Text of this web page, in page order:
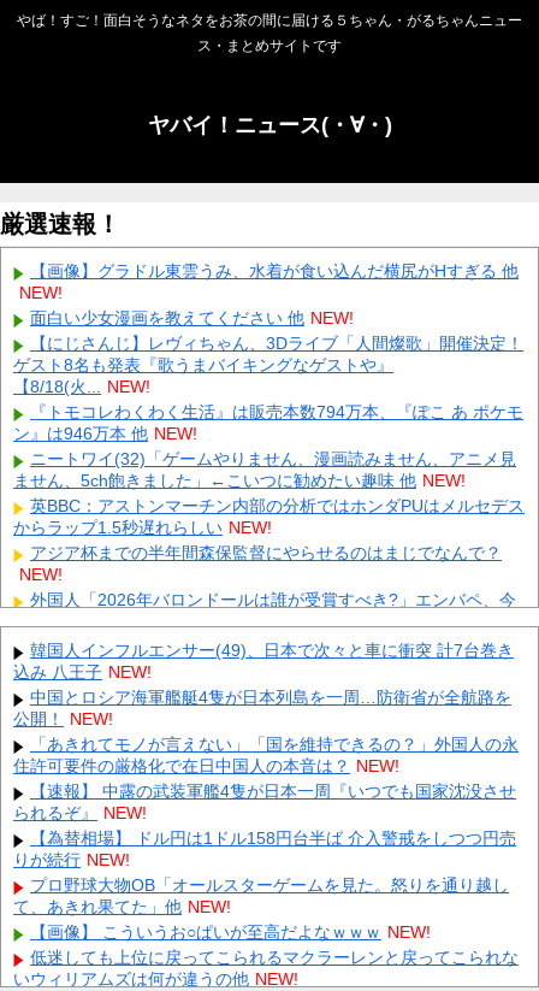
やば！すご！面白そうなネタをお茶の間に届ける５ちゃん・がるちゃんニュー
ス・まとめサイトです
ヤバイ！ニュース(・∀・)
厳選速報！
【画像】グラドル東雲うみ、水着が食い込んだ横尻がHすぎる 他
NEW!
面白い少女漫画を教えてください 他 NEW!
【にじさんじ】レヴィちゃん、3Dライブ「人間燦歌」開催決定！
ゲスト8名も発表『歌うまバイキングなゲストや』
【8/18(火... NEW!
『トモコレわくわく生活』は販売本数794万本、『ぽこ あ ポケモ
ン』は946万本 他 NEW!
ニートワイ(32)「ゲームやりません、漫画読みません、アニメ見
ません、5ch飽きました」←こいつに勧めたい趣味 他 NEW!
英BBC：アストンマーチン内部の分析ではホンダPUはメルセデス
からラップ1.5秒遅れらしい NEW!
アジア杯までの半年間森保監督にやらせるのはまじでなんで？
NEW!
外国人「2026年バロンドールは誰が受賞すべき?」エンバペ、今
季無冠でも初受賞か!?海外ファンが考える本命とは!?【海
外... NEW!
【にじさんじ】 やしきず、スプラトゥーンレイダース本編そっち
のけで極悪ミニゲームを極めようとする
NEW!
【ホロライブ】 これはこれでちょっと裏来いよに見える
【復讐】 絶対に「植えてはいけない植物」を小学校に植えた→20
年経って見に行くと…「！？」衝撃の光景が・・・
同僚の美人に土下座して必死に頼んだらこうなるｗｗｗ NEW!
【悲報】 玉川徹さん、警官の発泡での包丁男死亡に「絶対に死刑
にならない罪なのに警察が死刑にした！」 → 元警官のマジレ
ス... NEW!
【人工障がい者】 甥(28)「両親が亡くなったんで僕のこと引き取
ってほしいんですけど！」なんでいい年したヒキニートを引
き... NEW!
【画像】 Netflix版『リボンの騎士』、とんでもない事になるｗｗ
ｗｗｗ NEW!
韓国人インフルエンサー(49)、日本で次々と車に衝突 計7台巻き
込み 八王子 NEW!
中国とロシア海軍艦艇4隻が日本列島を一周…防衛省が全航路を
公開！
NEW!
「あきれてモノが言えない」「国を維持できるの？」外国人の永
住許可要件の厳格化で在日中国人の本音は？ NEW!
【速報】 中露の武装軍艦4隻が日本一周『いつでも国家沈没させ
られるぞ』
NEW!
【為替相場】 ドル円は1ドル158円台半ば 介入警戒をしつつ円売
りが続行 NEW!
プロ野球大物OB「オールスターゲームを見た。怒りを通り越し
て、あきれ果てた」他 NEW!
【画像】 こういうお○ぱいが至高だよなｗｗｗ NEW!
低迷しても上位に戻ってこられるマクラーレンと戻ってこられな
いウィリアムズは何が違うの他 NEW!